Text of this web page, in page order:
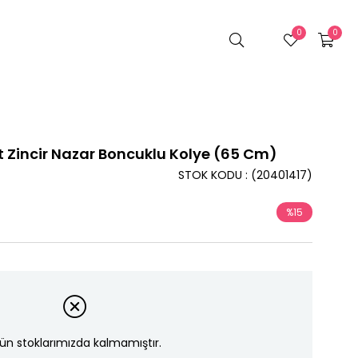
0
0
Zincir Nazar Boncuklu Kolye (65 Cm)
(20401417)
STOK KODU
%15
stoklarımızda kalmamıştır.